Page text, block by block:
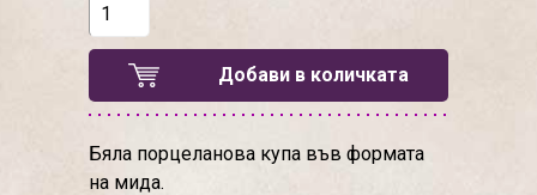
Добави в количката
Бяла порцеланова купа във формата
на мида.